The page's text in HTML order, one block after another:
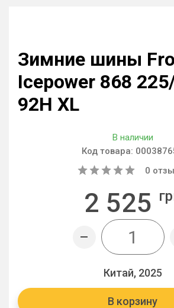
Зимние шины
Icepower 868
92H XL
В наличии
Код товара:
0
2 525
Китай, 2025
В корзину